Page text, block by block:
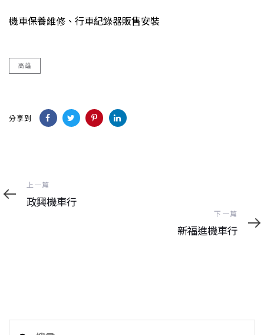
機車保養維修、行車紀錄器販售安裝
高雄
分享到
上
一
篇
上一篇
政興機車行
一
篇
下一篇
新福進機車行